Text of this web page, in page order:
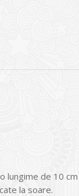
lungime de 10
la soare.